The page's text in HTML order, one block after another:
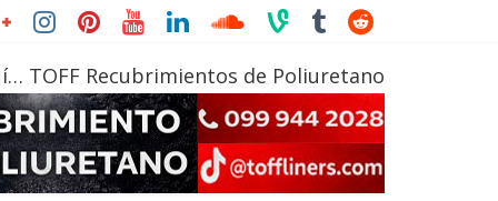
TOFF Recubrimientos de Poliuretano